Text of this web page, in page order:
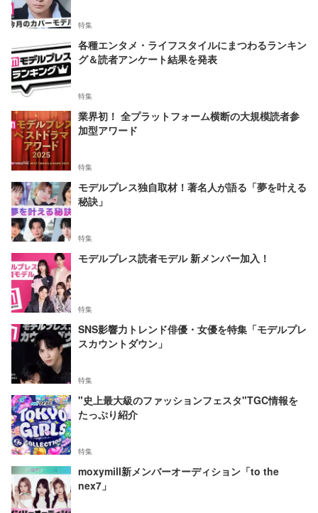
特集
各種エンタメ・ライフスタイルにまつわるランキン
グ＆読者アンケート結果を発表
特集
業界初！ 全プラットフォーム横断の大規模読者参
加型アワード
特集
モデルプレス独自取材！著名人が語る「夢を叶える
秘訣」
特集
モデルプレス読者モデル 新メンバー加入！
特集
SNS影響力トレンド俳優・女優を特集「モデルプレ
スカウントダウン」
特集
"史上最大級のファッションフェスタ"TGC情報を
たっぷり紹介
特集
moxymill新メンバーオーディション「to the
nex7」